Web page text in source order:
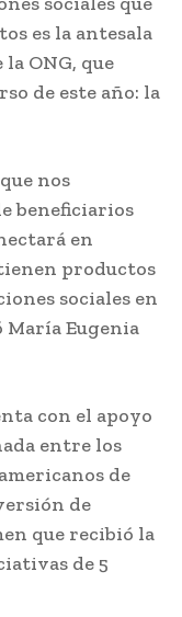
es la antesala
ONG, que
de este año: la
nos
beneficiarios
en
productos
sociales en
María Eugenia
con el apoyo
entre los
de
de
que recibió la
de 5